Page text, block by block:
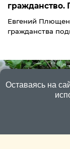
гражданство.
Евгений
гражданства
Оставаясь на